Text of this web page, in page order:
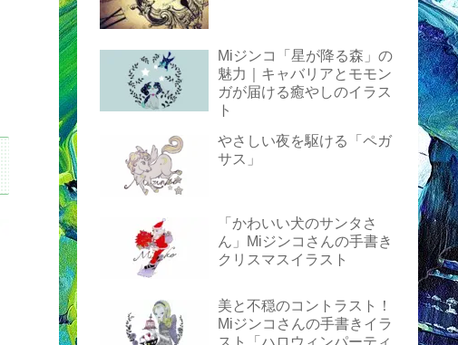
Miジンコ「星が降る森」の
魅力｜キャバリアとモモン
ガが届ける癒やしのイラス
ト
やさしい夜を駆ける「ペガ
サス」
「かわいい犬のサンタさ
ん」Miジンコさんの手書き
クリスマスイラスト
美と不穏のコントラスト！
Miジンコさんの手書きイラ